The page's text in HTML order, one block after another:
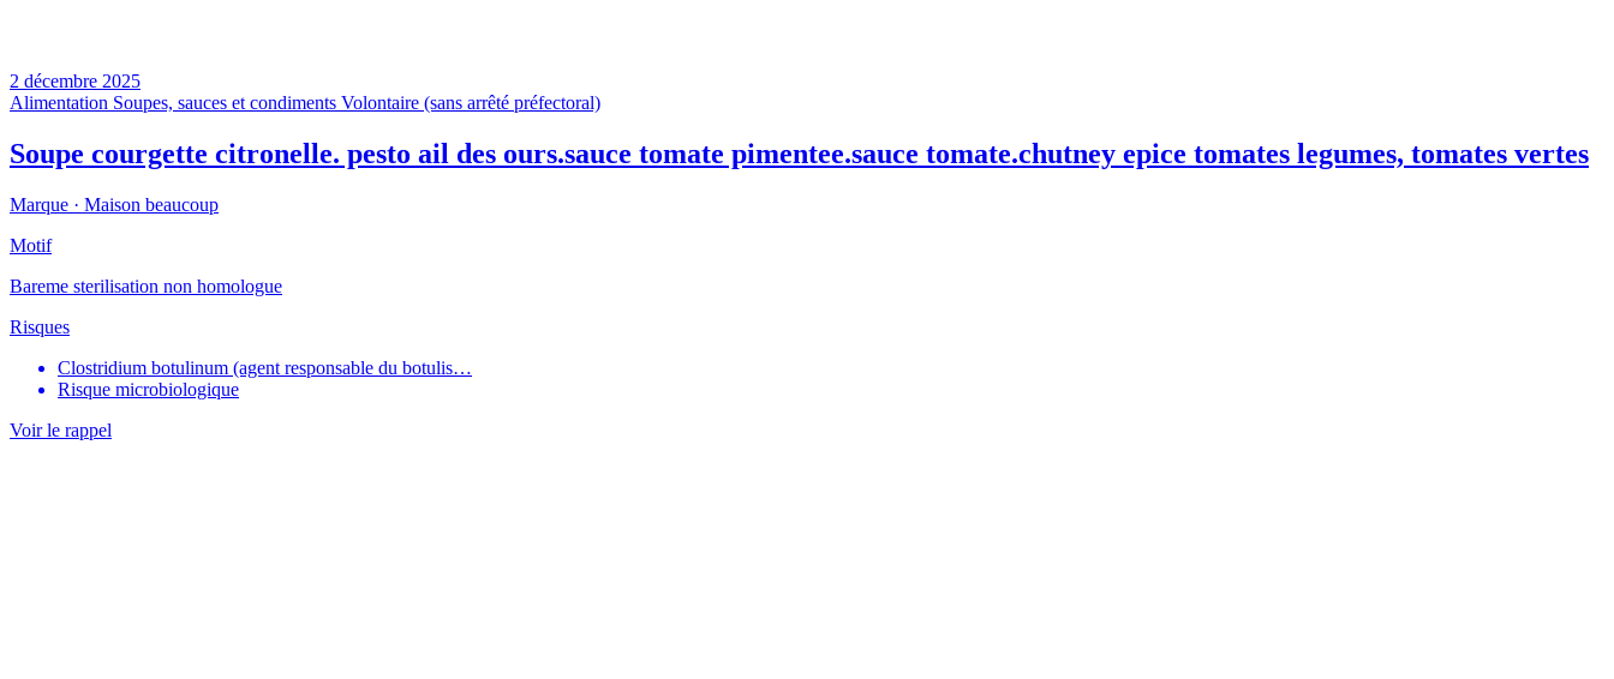
2 décembre 2025
Alimentation Soupes, sauces et condiments Volontaire (sans arrêté préfectoral)
Soupe courgette citronelle. pesto ail des ours.sauce tomate pimentee.sauce tomate.chutney epice tomates legumes, tomates vertes
Marque · Maison beaucoup
Motif
Bareme sterilisation non homologue
Risques
Clostridium botulinum (agent responsable du botulis…
Risque microbiologique
Voir le rappel